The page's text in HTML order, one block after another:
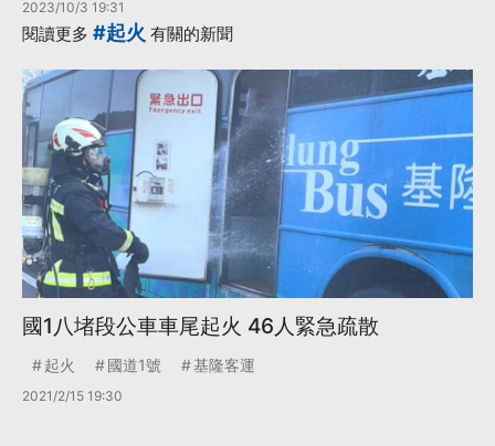
2023/10/3 19:31
閱讀更多 #起火 有關的新聞
國1八堵段公車車尾起火 46人緊急疏散
起火 國道1號 基隆客運
2021/2/15 19:30